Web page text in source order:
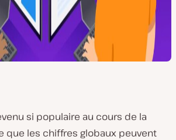
si populaire au cours de la
que les chiffres globaux peuvent